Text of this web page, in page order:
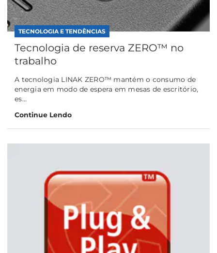
TECNOLOGIA E TENDÊNCIAS
Tecnologia de reserva ZERO™ no
trabalho
A tecnologia LINAK ZERO™ mantém o consumo de
energia em modo de espera em mesas de escritório,
es...
Continue Lendo